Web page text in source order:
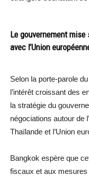
Le gouvernement
avec l’Union
Selon la porte-parole
l’intérêt croissant des
la stratégie du
négociations autour de
Thaïlande et l’Union
Bangkok espère que
fiscaux et aux mesures